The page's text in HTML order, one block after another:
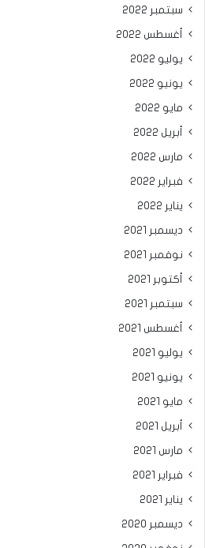
سبتمبر 2022
أغسطس 2022
يوليو 2022
يونيو 2022
مايو 2022
أبريل 2022
مارس 2022
فبراير 2022
يناير 2022
ديسمبر 2021
نوفمبر 2021
أكتوبر 2021
سبتمبر 2021
أغسطس 2021
يوليو 2021
يونيو 2021
مايو 2021
أبريل 2021
مارس 2021
فبراير 2021
يناير 2021
ديسمبر 2020